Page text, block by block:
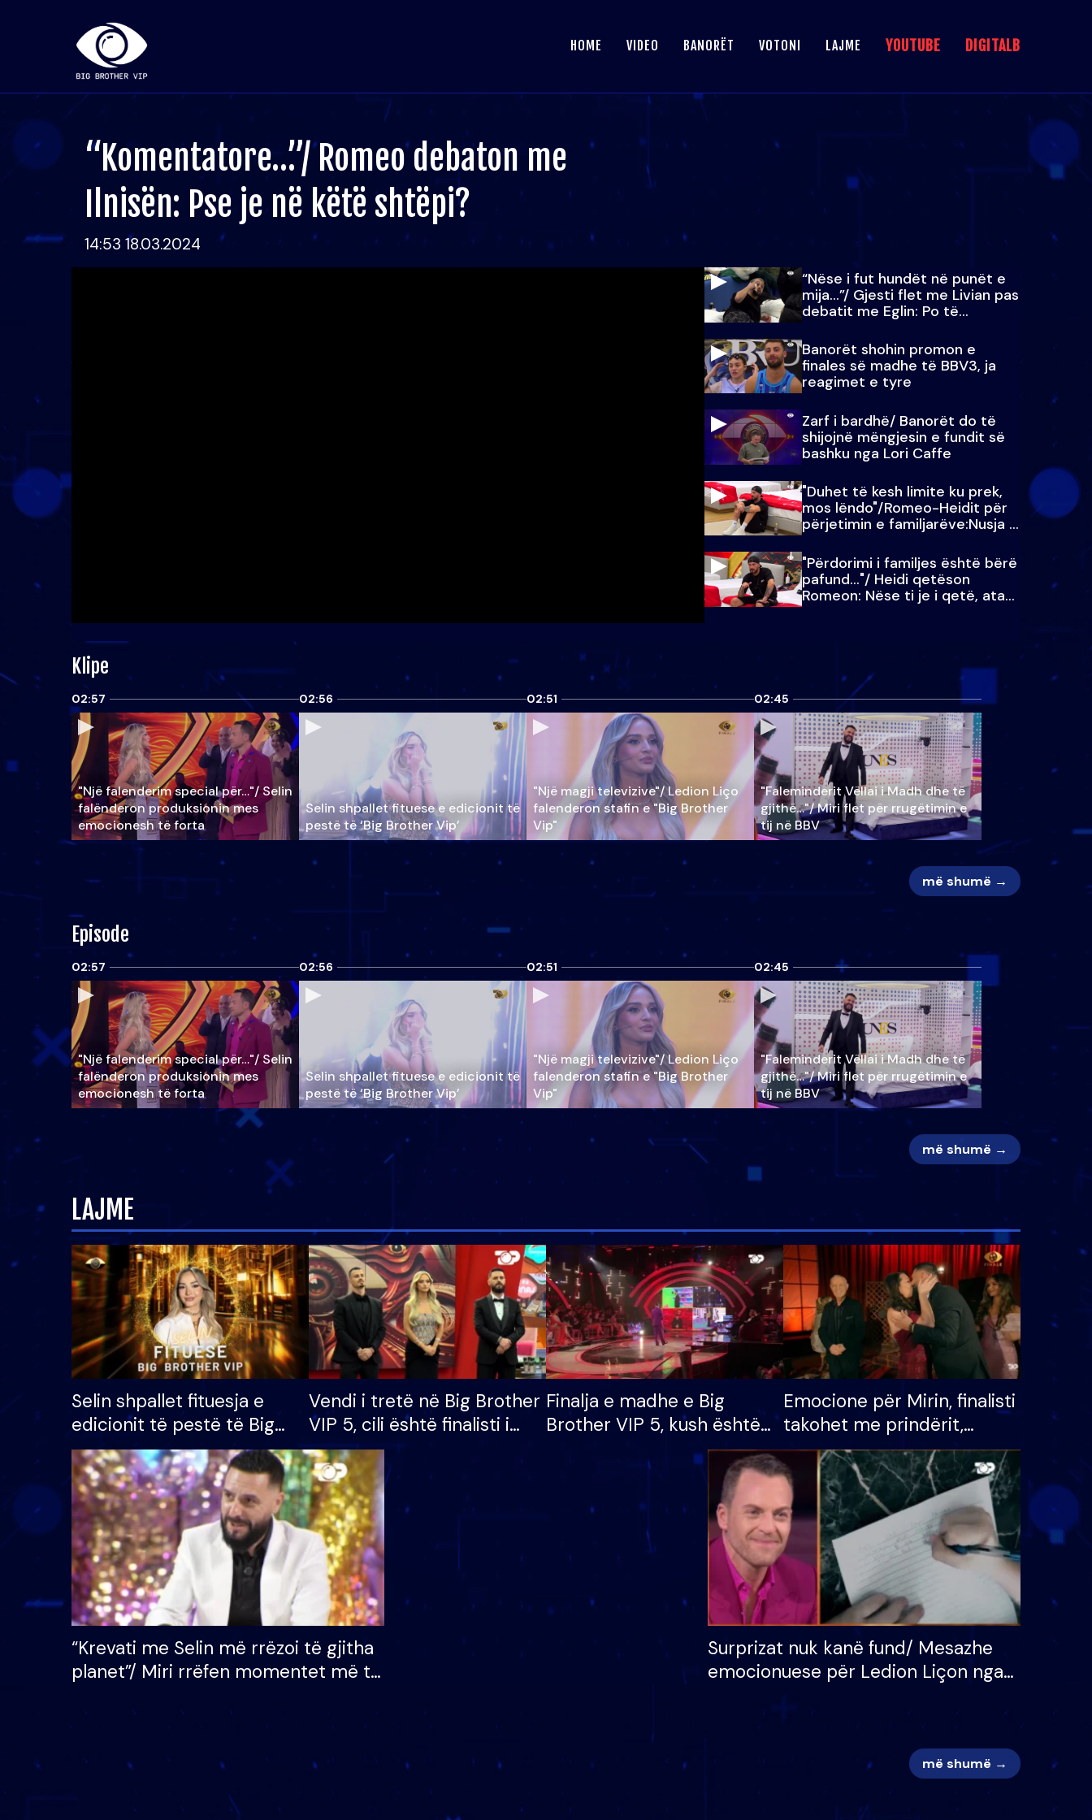
HOME VIDEO BANORËT VOTONI LAJME YOUTUBE DIGITALB
“Komentatore…”/ Romeo debaton me
Ilnisën: Pse je në këtë shtëpi?
14:53 18.03.2024
“Nëse i fut hundët në punët e
mija…”/ Gjesti flet me Livian pas
debatit me Eglin: Po të
paralajmëroj
Banorët shohin promon e
finales së madhe të BBV3, ja
reagimet e tyre
Zarf i bardhë/ Banorët do të
shijojnë mëngjesin e fundit së
bashku nga Lori Caffe
"Duhet të kesh limite ku prek,
mos lëndo"/Romeo-Heidit për
përjetimin e familjarëve:Nusja e
Julit…
"Përdorimi i familjes është bërë
pafund…"/ Heidi qetëson
Romeon: Nëse ti je i qetë, ata
qetësohen
Klipe
02:57
"Një falenderim special për…"/ Selin
falënderon produksionin mes
emocionesh të forta
02:56
Selin shpallet fituese e edicionit të
pestë të ‘Big Brother Vip’
02:51
"Një magji televizive"/ Ledion Liço
falenderon stafin e "Big Brother
Vip"
02:45
"Faleminderit Vëllai i Madh dhe të
gjithë…"/ Miri flet për rrugëtimin e
tij në BBV
më shumë →
Episode
02:57
"Një falenderim special për…"/ Selin
falënderon produksionin mes
emocionesh të forta
02:56
Selin shpallet fituese e edicionit të
pestë të ‘Big Brother Vip’
02:51
"Një magji televizive"/ Ledion Liço
falenderon stafin e "Big Brother
Vip"
02:45
"Faleminderit Vëllai i Madh dhe të
gjithë…"/ Miri flet për rrugëtimin e
tij në BBV
më shumë →
LAJME
Selin shpallet fituesja e
edicionit të pestë të Big
Brother VIP, rrëmben
çmimin e madh prej 100
mijë eurosh
Vendi i tretë në Big Brother
VIP 5, cili është finalisti i
radhës që lë shtëpinë
Finalja e madhe e Big
Brother VIP 5, kush është
banori i parë që lë shtëpinë
dhe humb mundësinë për
të fituar çmimin e madh
Emocione për Mirin, finalisti
takohet me prindërit,
vajzën dhe bashkëshorten:
S’kemi ndonjë letër divorci
apo jo?
“Krevati me Selin më rrëzoi të gjitha
planet”/ Miri rrëfen momentet më të
mungojë zilja e mëngjesit kur…
Surprizat nuk kanë fund/ Mesazhe
emocionuese për Ledion Liçon nga
më shumë →